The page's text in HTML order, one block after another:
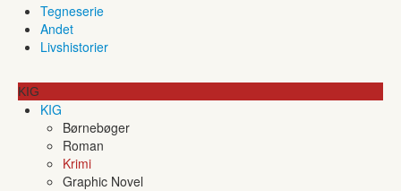
Tegneserie
Andet
Livshistorier
KIG
KIG
Børnebøger
Roman
Krimi
Graphic Novel